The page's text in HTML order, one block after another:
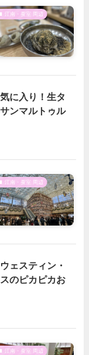
江南・蚕室 周辺
に入り！生タ
ンマルトゥル
江南・蚕室 周辺
ェスティン・
のピカピカお
江南・蚕室 周辺